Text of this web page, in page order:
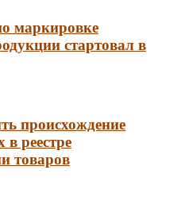
маркировке
стартовал в
происхождение
в реестре
товаров